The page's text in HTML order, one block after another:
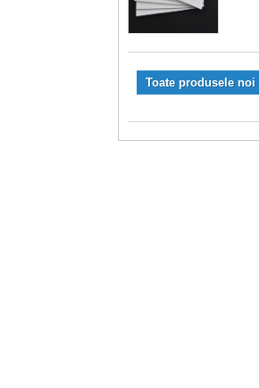
Toate produsele noi